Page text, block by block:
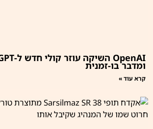
ומדבר בו-זמנית
קרא עוד »